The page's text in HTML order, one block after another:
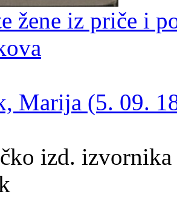
žene iz priče i
Marija (5. 09.
izd.